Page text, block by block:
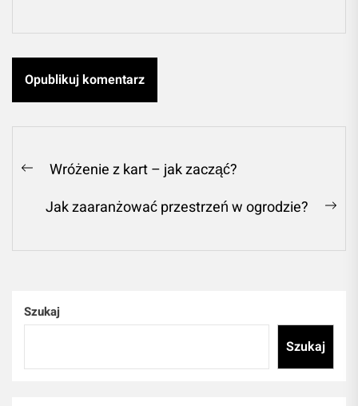
Nawigacja
Previous
post:
Wróżenie z kart – jak zacząć?
Jak zaaranżować przestrzeń w ogrodzie?
Szukaj
Szukaj